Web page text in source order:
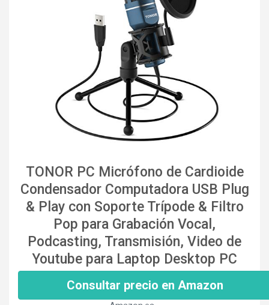
TONOR PC Micrófono de Cardioide
Condensador Computadora USB Plug
& Play con Soporte Trípode & Filtro
Pop para Grabación Vocal,
Podcasting, Transmisión, Video de
Youtube para Laptop Desktop PC
Consultar precio en Amazon